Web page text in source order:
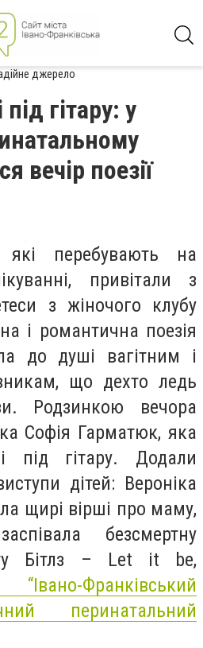
джерело
під гітару: у
вечір поезії
перебувають на
привітали з
з жіночого клубу
і романтична поезія
до душі вагітним і
що дехто ледь
Родзинкою вечора
Софія Гарматюк, яка
під гітару. Додали
дітей: Вероніка
щирі вірші про маму,
безсмертну
Бітлз – Let it be,
Франківський
перинатальний